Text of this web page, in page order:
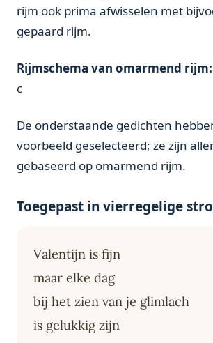
rijm ook prima afwisselen met
gepaard rijm.
Rijmschema van omarmend rijm:
c
De onderstaande gedichten
voorbeeld geselecteerd; ze zijn
gebaseerd op omarmend rijm.
Toegepast in vierregelige
Valentijn is fijn
maar elke dag
bij het zien van je glimlach
is gelukkig zijn